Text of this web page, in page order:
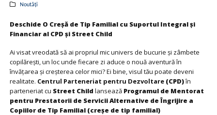
Noutăți
Deschide O Creșă de Tip Familial cu Suportul Integral și
Financiar al CPD și Street Child
Ai visat vreodată să ai propriul mic univers de bucurie și zâmbete
copilărești, un loc unde fiecare zi aduce o nouă aventură în
învățarea și creșterea celor mici? Ei bine, visul tău poate deveni
realitate. Centrul Parteneriat pentru Dezvoltare (CPD)în
parteneriat cu Street Child lansează Programul de Mentorat
pentru Prestatorii de Servicii Alternative de Îngrijire a
Copiilor de Tip Familial (creșe de tip familial)